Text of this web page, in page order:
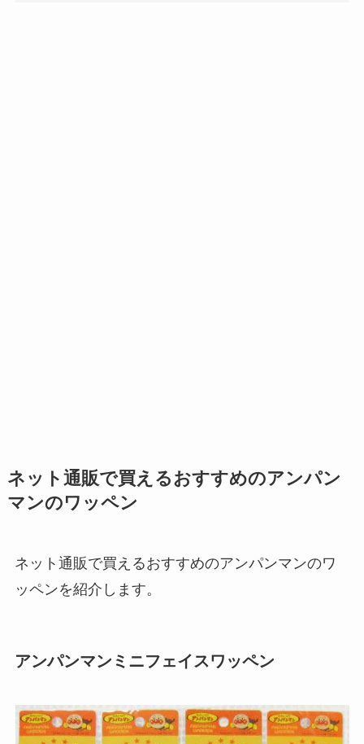
ネット通販で買えるおすすめのアンパン
マンのワッペン
ネット通販で買えるおすすめのアンパンマンのワ
ッペンを紹介します。
アンパンマンミニフェイスワッペン